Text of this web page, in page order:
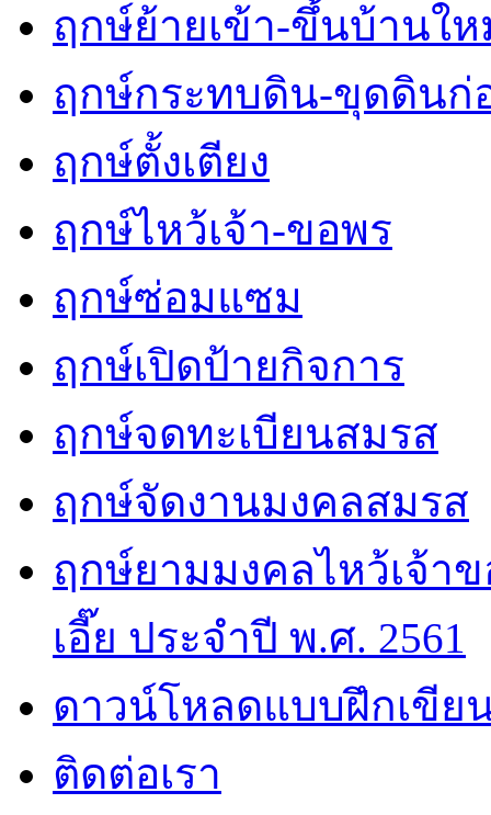
ฤกษ์ย้ายเข้า-ขึ้นบ้านใ
ฤกษ์กระทบดิน-ขุดดินก่
ฤกษ์ตั้งเตียง
ฤกษ์ไหว้เจ้า-ขอพร
ฤกษ์ซ่อมแซม
ฤกษ์เปิดป้ายกิจการ
ฤกษ์จดทะเบียนสมรส
ฤกษ์จัดงานมงคลสมรส
ฤกษ์ยามมงคลไหว้เจ้า
เอี๊ย ประจำปี พ.ศ. 2561
ดาวน์โหลดแบบฝึกเขีย
ติดต่อเรา